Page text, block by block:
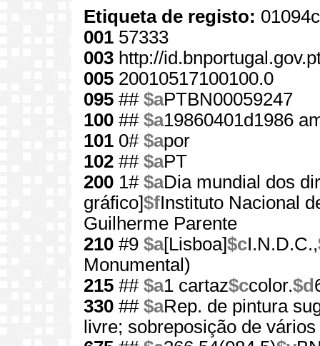
Etiqueta de registo:
001 57333
003 http://
005 20010517100100.0
095 ## $aPTBN00059247
100 ## $a19860401d1986
101 0# $apor
102 ## $aPT
200 1# $aDia mundial dos
gráfico]$fInstituto Nacional
Guilherme Parente
210 #9 $a[Lisboa]$cI.N.D.C.,
Monumental)
215 ## $a1 cartaz$ccolor.$d
330 ## $aRep. de pintura
livre; sobreposição de